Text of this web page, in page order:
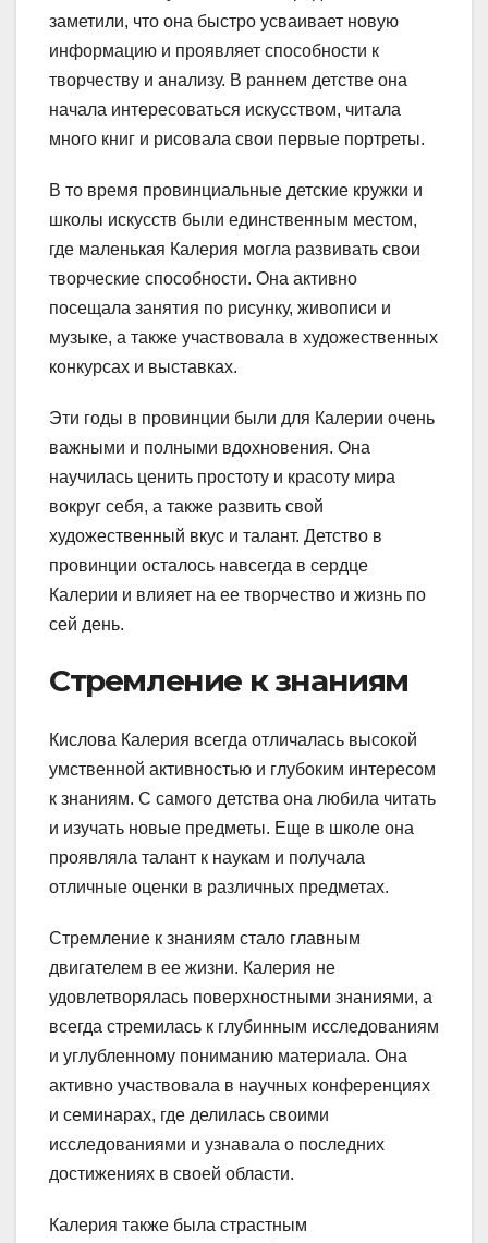
заметили, что она быстро усваивает новую
информацию и проявляет способности к
творчеству и анализу. В раннем детстве она
начала интересоваться искусством, читала
много книг и рисовала свои первые портреты.
В то время провинциальные детские кружки и
школы искусств были единственным местом,
где маленькая Калерия могла развивать свои
творческие способности. Она активно
посещала занятия по рисунку, живописи и
музыке, а также участвовала в художественных
конкурсах и выставках.
Эти годы в провинции были для Калерии очень
важными и полными вдохновения. Она
научилась ценить простоту и красоту мира
вокруг себя, а также развить свой
художественный вкус и талант. Детство в
провинции осталось навсегда в сердце
Калерии и влияет на ее творчество и жизнь по
сей день.
Стремление к знаниям
Кислова Калерия всегда отличалась высокой
умственной активностью и глубоким интересом
к знаниям. С самого детства она любила читать
и изучать новые предметы. Еще в школе она
проявляла талант к наукам и получала
отличные оценки в различных предметах.
Стремление к знаниям стало главным
двигателем в ее жизни. Калерия не
удовлетворялась поверхностными знаниями, а
всегда стремилась к глубинным исследованиям
и углубленному пониманию материала. Она
активно участвовала в научных конференциях
и семинарах, где делилась своими
исследованиями и узнавала о последних
достижениях в своей области.
Калерия также была страстным